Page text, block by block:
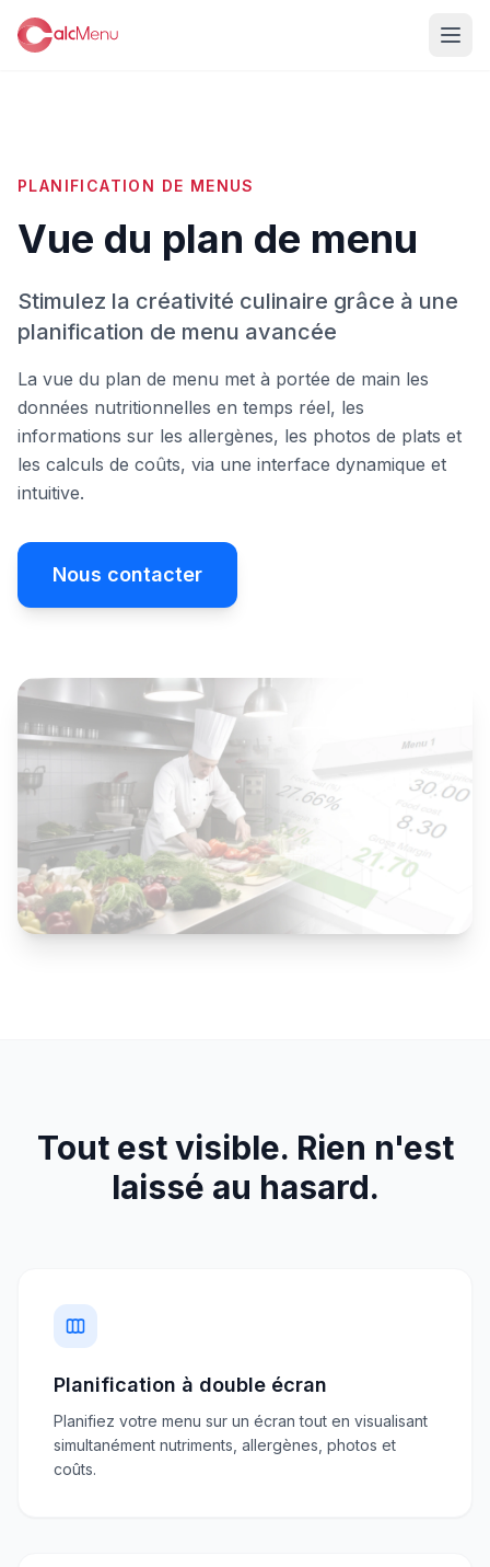
PLANIFICATION DE MENUS
Vue du plan de menu
Stimulez la créativité culinaire grâce à une
planification de menu avancée
La vue du plan de menu met à portée de main les
données nutritionnelles en temps réel, les
informations sur les allergènes, les photos de plats et
les calculs de coûts, via une interface dynamique et
intuitive.
Nous contacter
Tout est visible. Rien n'est
laissé au hasard.
Planification à double écran
Planifiez votre menu sur un écran tout en visualisant
simultanément nutriments, allergènes, photos et
coûts.